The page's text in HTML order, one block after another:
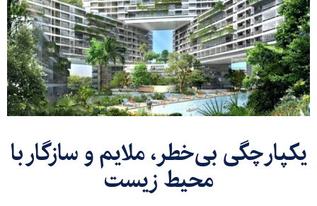
یکپارچگی بی‌خطر، ملایم و سازگار با
محیط زیست